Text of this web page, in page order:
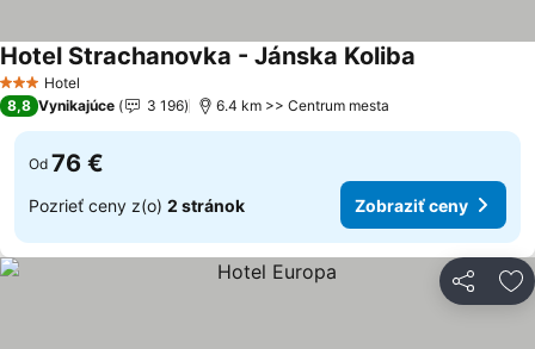
3 Počet hviezdičiek
Hotel
Hotel Strachanovka - Jánska Koliba
8,8 Vynikajúce 3 196 6.4 km >> Centrum mesta
Od 76 €
Pozrieť ceny z(o) 2 stránok Zobraziť ceny
Zdieľať